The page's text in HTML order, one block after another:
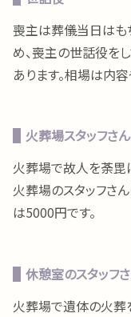
喪主は葬儀当日はも
め、喪主の世話役を
あります。相場は内
火葬場スタッフさん
火葬場で故人を荼毘
火葬場のスタッフさ
は5000円です。
休憩室のスタッフ
火葬場で遺体の火葬